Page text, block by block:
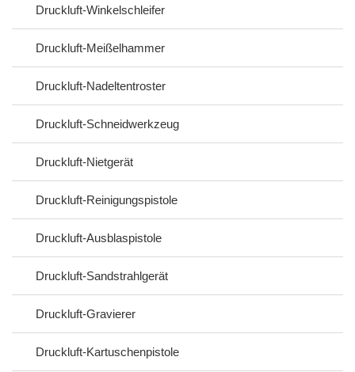
Druckluft-Winkelschleifer
Druckluft-Meißelhammer
Druckluft-Nadeltentroster
Druckluft-Schneidwerkzeug
Druckluft-Nietgerät
Druckluft-Reinigungspistole
Druckluft-Ausblaspistole
Druckluft-Sandstrahlgerät
Druckluft-Gravierer
Druckluft-Kartuschenpistole